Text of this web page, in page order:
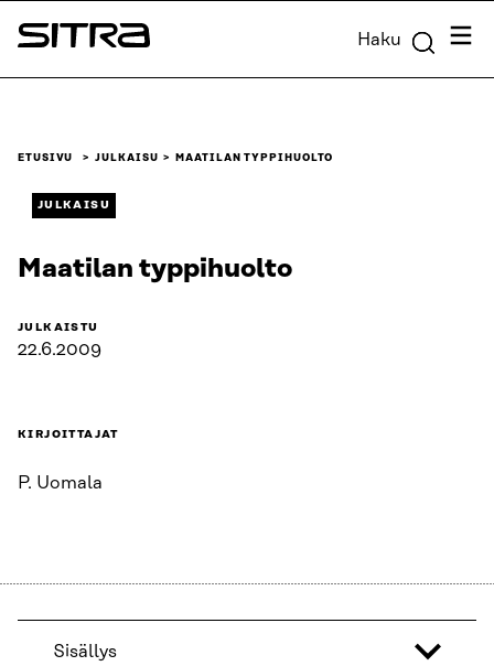
Siirry
suoraan
Sitra Haku
ETUSIVU JULKAISU MAATILAN TYPPIHUOLTO
JULKAISU
Maatilan typpihuolto
JULKAISTU
22.6.2009
KIRJOITTAJAT
P. Uomala
Sisällys